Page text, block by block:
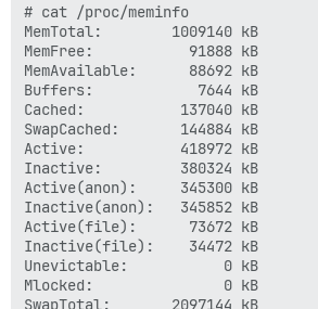
# cat /proc/meminfo
MemTotal:        1009140 kB
MemFree:           91888 kB
MemAvailable:      88692 kB
Buffers:            7644 kB
Cached:           137040 kB
SwapCached:       144884 kB
Active:           418972 kB
Inactive:         380324 kB
Active(anon):     345300 kB
Inactive(anon):   345852 kB
Active(file):      73672 kB
Inactive(file):    34472 kB
Unevictable:           0 kB
Mlocked:               0 kB
SwapTotal:       2097144 kB